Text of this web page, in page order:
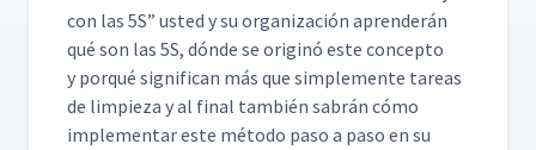
con las 5S” ust­ed y su orga­ni­zación apren­derán
qué son las 5S, dónde se orig­inó este con­cep­to
y porqué sig­nif­i­can más que sim­ple­mente tar­eas
de limpieza y al final tam­bién sabrán cómo
imple­men­tar este méto­do paso a paso en su